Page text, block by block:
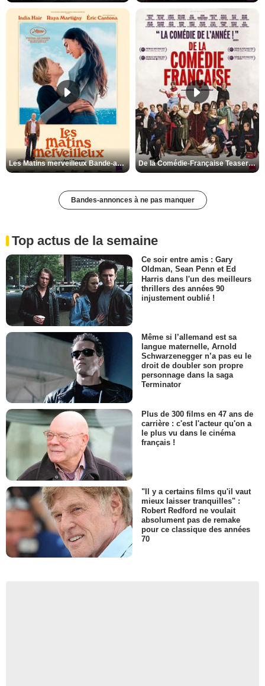
Les Matins merveilleux Bande-annonce VF De la Comédie-Française Teaser VF
Bandes-annonces à ne pas manquer
Top actus de la semaine
Ce soir entre amis : Gary
Oldman, Sean Penn et Ed
Harris dans l'un des meilleurs
thrillers des années 90
injustement oublié !
Même si l’allemand est sa
langue maternelle, Arnold
Schwarzenegger n’a pas eu le
droit de doubler son propre
personnage dans la saga
Terminator
Plus de 300 films en 47 ans de
carrière : c'est l'acteur qu'on a
le plus vu dans le cinéma
français !
"Il y a certains films qu'il vaut
mieux laisser tranquilles" :
Robert Redford ne voulait
absolument pas de remake
pour ce classique des années
70